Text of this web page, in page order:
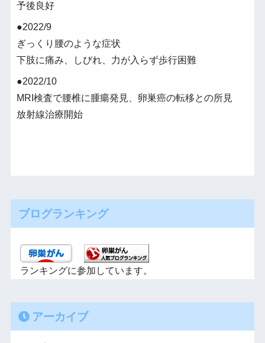
予後良好
●2022/9
ぎっくり腰のような症状
下肢に痛み、しびれ、力が入らず歩行困難
●2022/10
MRI検査で腰椎に腫瘍発見、卵巣癌の転移との所見
放射線治療開始
ブログランキング
ランキングに参加しています。
アーカイブ